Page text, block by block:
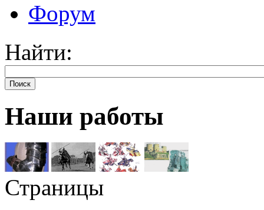
Форум
Найти:
Поиск
Наши работы
Страницы